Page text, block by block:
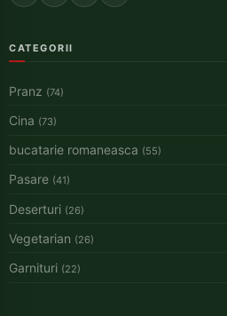
CATEGORII
Pranz (74)
Cina (73)
bucatarie romaneasca (55)
Pasare (41)
Deserturi (26)
Vegetarian (26)
Garnituri (22)